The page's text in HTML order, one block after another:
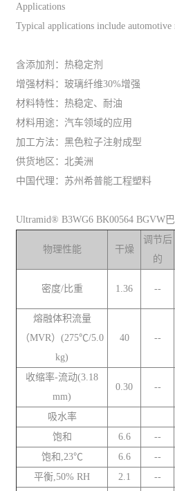
Applications
Typical applications include automotive
含添加剂：热稳定剂
增强材料：玻璃纤维30%增强
材料特性：热稳定、耐油
材料用途：汽车领域的应用
加工方法：黑色粒子注射成型
供货地区：北美洲
中国代理：苏州希普能工程塑料
Ultramid® B3WG6 BK00564 BGVW
物理性能 干燥
调节后
的
密度/比重 1.36 --
熔融体积流量
（MVR）(275℃/5.0
kg)
40 --
收缩率-流动(3.18
mm)
0.30 --
吸水率
饱和
6.6 --
饱和,23℃
6.6 --
平衡,50% RH
2.1 --